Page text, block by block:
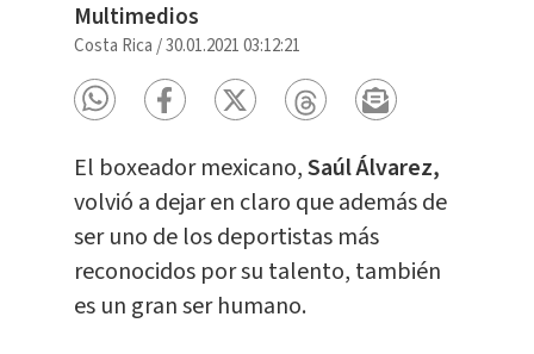
Multimedios
Costa Rica /30.01.2021 03:12:21
El boxeador mexicano,Saúl Álvarez,
volvió a dejar en claro que además de
ser uno de los deportistas más
reconocidos por su talento, también
es un gran ser humano.